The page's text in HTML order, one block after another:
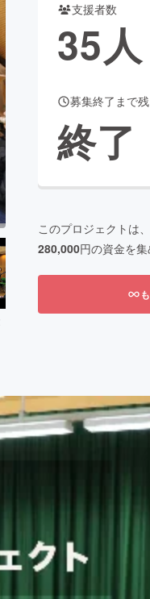
ーティー・ヘルスケア
ニティ
支援者数
35人
募集終了まで残
終了
このプロジェクトは、
280,000円の資金を集